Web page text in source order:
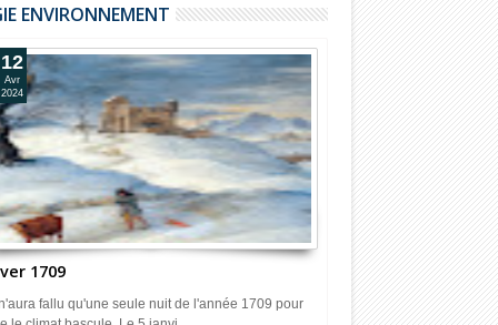
ENVIRONNEMENT
1709
12
Avr
2024
fallu qu'une seule nuit de l'année 1709 pour